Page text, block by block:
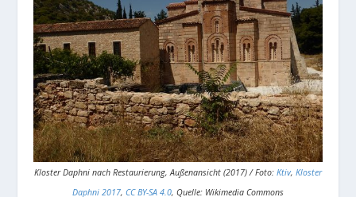
Kloster Daphni nach Restaurierung, Außenansicht (2017) / Foto: Ktiv, Kloster
Daphni 2017, CC BY-SA 4.0, Quelle: Wikimedia Commons